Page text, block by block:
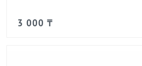
3 000 ₸